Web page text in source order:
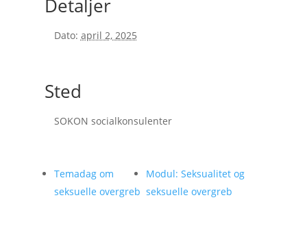
Detaljer
Dato: april 2, 2025
Sted
SOKON socialkonsulenter
Temadag om
seksuelle overgreb
Modul: Seksualitet og
seksuelle overgreb